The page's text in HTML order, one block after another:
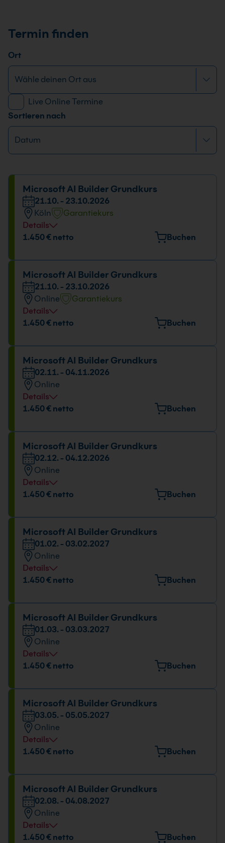
Termin finden
Ort
Live Online Termine
Sortieren nach
Microsoft AI Builder Grundkurs
21.10. - 23.10.2026
Köln
Garantiekurs
Details
Veranstaltungsort
Datum und Uhrzeit
21.10. - 23.10.2026
09:00 - 16:00 Uhr
1.450 € netto Buchen
Microsoft AI Builder Grundkurs
21.10. - 23.10.2026
Online
Garantiekurs
Details
Datum und Uhrzeit
1.450 € netto Buchen
Microsoft AI Builder Grundkurs
02.11. - 04.11.2026
Online
Details
Datum und Uhrzeit
1.450 € netto Buchen
Microsoft AI Builder Grundkurs
02.12. - 04.12.2026
Online
Details
Datum und Uhrzeit
1.450 € netto Buchen
Microsoft AI Builder Grundkurs
01.02. - 03.02.2027
Online
Details
Datum und Uhrzeit
1.450 € netto Buchen
Microsoft AI Builder Grundkurs
01.03. - 03.03.2027
Online
Details
Datum und Uhrzeit
1.450 € netto Buchen
Microsoft AI Builder Grundkurs
03.05. - 05.05.2027
Online
Details
Datum und Uhrzeit
1.450 € netto Buchen
Microsoft AI Builder Grundkurs
02.08. - 04.08.2027
Online
Details
Datum und Uhrzeit
1.450 € netto Buchen